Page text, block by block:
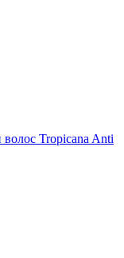
Tropicana Anti